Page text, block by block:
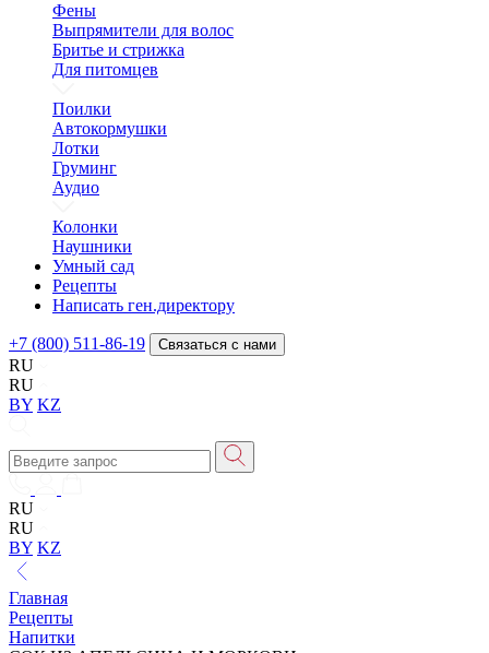
Фены
Выпрямители для волос
Бритье и стрижка
Для питомцев
Поилки
Автокормушки
Лотки
Груминг
Аудио
Колонки
Наушники
Умный сад
Рецепты
Написать ген.директору
+7 (800) 511-86-19 Связаться с нами
RU
RU
BY KZ
RU
RU
BY KZ
Главная
Рецепты
Напитки